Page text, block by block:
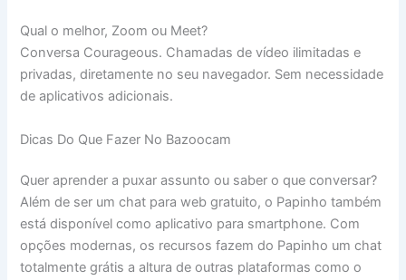
Qual o melhor, Zoom ou Meet?
Conversa Courageous. Chamadas de vídeo ilimitadas e
privadas, diretamente no seu navegador. Sem necessidade
de aplicativos adicionais.
Dicas Do Que Fazer No Bazoocam
Quer aprender a puxar assunto ou saber o que conversar?
Além de ser um chat para web gratuito, o Papinho também
está disponível como aplicativo para smartphone. Com
opções modernas, os recursos fazem do Papinho um chat
totalmente grátis a altura de outras plataformas como o